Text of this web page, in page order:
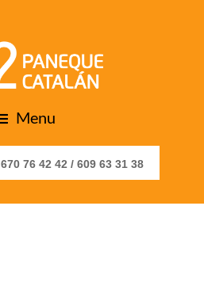
Menu
670 76 42 42 / 609 63 31 38